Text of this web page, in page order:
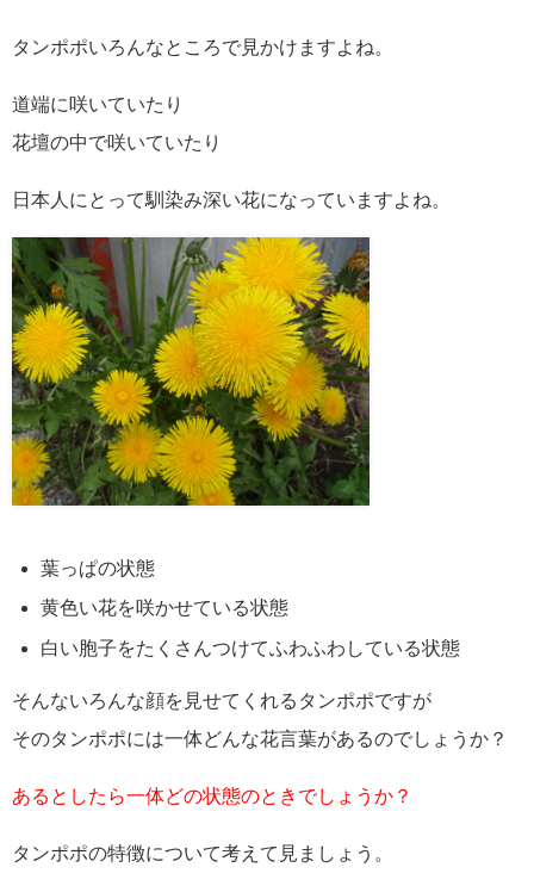
タンポポいろんなところで見かけますよね。
道端に咲いていたり
花壇の中で咲いていたり
日本人にとって馴染み深い花になっていますよね。
葉っぱの状態
黄色い花を咲かせている状態
白い胞子をたくさんつけてふわふわしている状態
そんないろんな顔を見せてくれるタンポポですが
そのタンポポには一体どんな花言葉があるのでしょうか？
あるとしたら一体どの状態のときでしょうか？
タンポポの特徴について考えて見ましょう。